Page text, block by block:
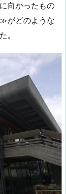
向かったもの
がどのような
。